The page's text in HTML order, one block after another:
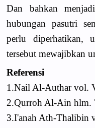
Dan bahkan
hubungan pasutri
perlu diperhatikan,
tersebut mewajibkan
Referensi
1.Nail Al-Authar vol.
2.Qurroh Al-Ain hlm.
3.I'anah Ath-Thalibin